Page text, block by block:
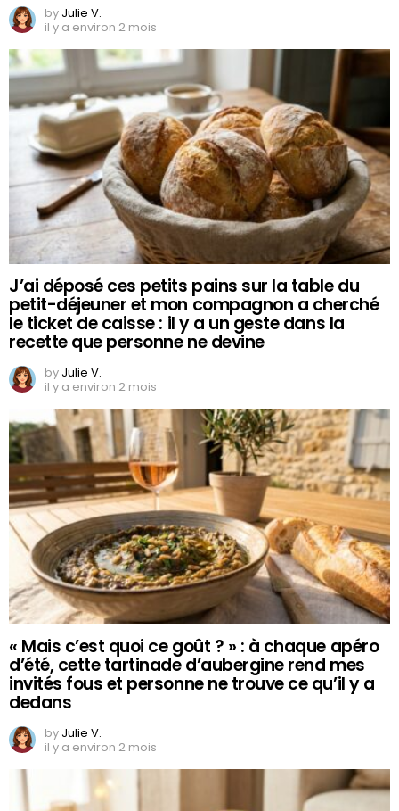
by Julie V.
il y a environ 2 mois
J’ai déposé ces petits pains sur la table du
petit-déjeuner et mon compagnon a cherché
le ticket de caisse : il y a un geste dans la
recette que personne ne devine
by Julie V.
il y a environ 2 mois
« Mais c’est quoi ce goût ? » : à chaque apéro
d’été, cette tartinade d’aubergine rend mes
invités fous et personne ne trouve ce qu’il y a
dedans
by Julie V.
il y a environ 2 mois